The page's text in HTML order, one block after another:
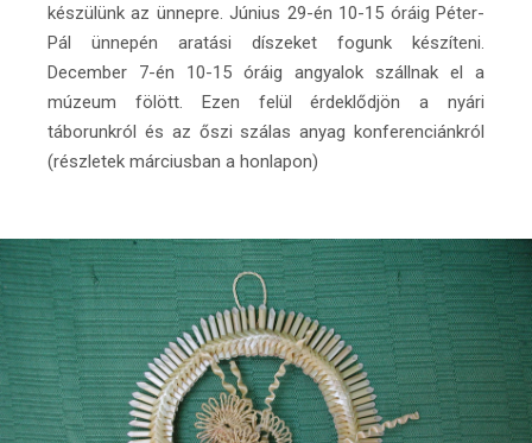
készülünk az ünnepre. Június 29-én 10-15 óráig Péter-
Pál ünnepén aratási díszeket fogunk készíteni.
December 7-én 10-15 óráig angyalok szállnak el a
múzeum fölött. Ezen felül érdeklődjön a nyári
táborunkról és az őszi szálas anyag konferenciánkról
(részletek márciusban a honlapon)